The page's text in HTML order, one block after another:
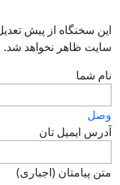
اين سخنگاه از پيش
سايت ظاهر نخواهد شد.
نام شما
وصل
آدرس ايميل تان
متن پيامتان (اجباری)